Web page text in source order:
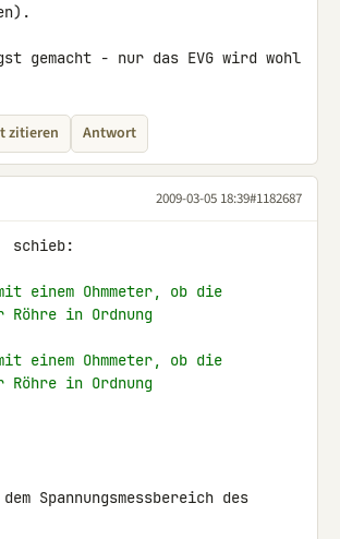
gemacht - nur das EVG wird wohl
zitieren Antwort
2009-03-05 18:39#1182687
schieb:
einem Ohmmeter, ob die
Röhre in Ordnung
einem Ohmmeter, ob die
Röhre in Ordnung
Spannungsmessbereich des